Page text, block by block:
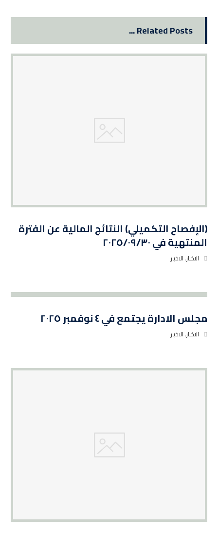
Related Posts ...
(الإفصاح التكميلي) النتائج المالية عن الفترة
المنتهية في ٢٠٢٥/٠٩/٣٠
الاخبار,الاخبار
مجلس الادارة يجتمع في ٤ نوفمبر ٢٠٢٥
الاخبار,الاخبار